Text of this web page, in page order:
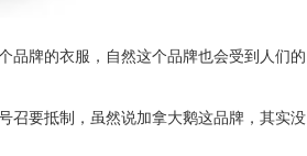
品牌的衣服，自然这个品牌也会受到人们的
召要抵制，虽然说加拿大鹅这品牌，其实没